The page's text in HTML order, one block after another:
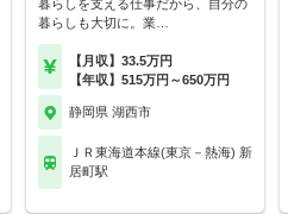
暮らしを支える仕事だから、自分の
暮らしも大切に。業…
【月収】33.5万円
【年収】515万円～650万円
静岡県 湖西市
ＪＲ東海道本線(東京－熱海) 新
居町駅